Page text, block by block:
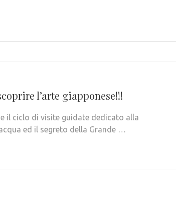
l’arte giapponese!!!
il ciclo di visite guidate dedicato alla
ed il segreto della Grande …